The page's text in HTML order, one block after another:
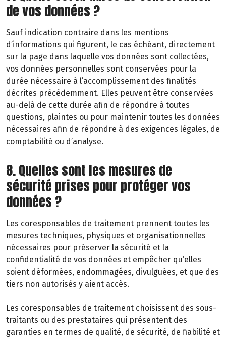
de vos données ?
Sauf indication contraire dans les mentions
d’informations qui figurent, le cas échéant, directement
sur la page dans laquelle vos données sont collectées,
vos données personnelles sont conservées pour la
durée nécessaire à l’accomplissement des finalités
décrites précédemment. Elles peuvent être conservées
au-delà de cette durée afin de répondre à toutes
questions, plaintes ou pour maintenir toutes les données
nécessaires afin de répondre à des exigences légales, de
comptabilité ou d’analyse.
8. Quelles sont les mesures de
sécurité prises pour protéger vos
données ?
Les coresponsables de traitement prennent toutes les
mesures techniques, physiques et organisationnelles
nécessaires pour préserver la sécurité et la
confidentialité de vos données et empêcher qu’elles
soient déformées, endommagées, divulguées, et que des
tiers non autorisés y aient accès.
Les coresponsables de traitement choisissent des sous-
traitants ou des prestataires qui présentent des
garanties en termes de qualité, de sécurité, de fiabilité et